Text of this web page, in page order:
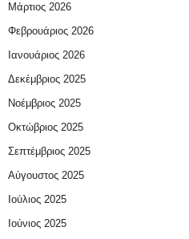
Μάρτιος 2026
Φεβρουάριος 2026
Ιανουάριος 2026
Δεκέμβριος 2025
Νοέμβριος 2025
Οκτώβριος 2025
Σεπτέμβριος 2025
Αύγουστος 2025
Ιούλιος 2025
Ιούνιος 2025